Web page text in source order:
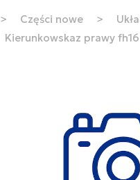
> Części nowe >
Kierunkowskaz prawy